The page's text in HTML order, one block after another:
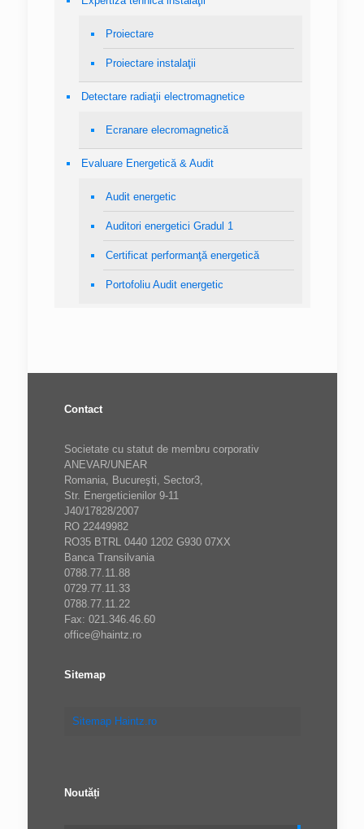
Proiectare
Proiectare instalaţii
Detectare radiaţii electromagnetice
Ecranare elecromagnetică
Evaluare Energetică & Audit
Audit energetic
Auditori energetici Gradul 1
Certificat performanţă energetică
Portofoliu Audit energetic
Contact
Societate cu statut de membru corporativ
ANEVAR/UNEAR
Romania, Bucureşti, Sector3,
Str. Energeticienilor 9-11
J40/17828/2007
RO 22449982
RO35 BTRL 0440 1202 G930 07XX
Banca Transilvania
0788.77.11.88
0729.77.11.33
0788.77.11.22
Fax: 021.346.46.60
office@haintz.ro
Sitemap
Sitemap Haintz.ro
Noutăți